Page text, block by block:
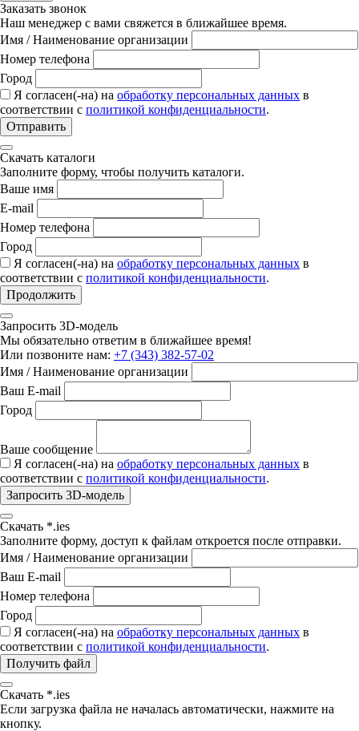
Заказать звонок
Наш менеджер с вами свяжется в ближайшее время.
Имя / Наименование организации
Номер телефона
Город
Я согласен(-на) на обработку персональных данных в
соответствии с политикой конфиденциальности.
Отправить
Скачать каталоги
Заполните форму, чтобы получить каталоги.
Ваше имя
E-mail
Номер телефона
Город
Я согласен(-на) на обработку персональных данных в
соответствии с политикой конфиденциальности.
Продолжить
Запросить 3D-модель
Мы обязательно ответим в ближайшее время!
Или позвоните нам: +7 (343) 382-57-02
Имя / Наименование организации
Ваш E-mail
Город
Ваше сообщение
Я согласен(-на) на обработку персональных данных в
соответствии с политикой конфиденциальности.
Запросить 3D-модель
Скачать *.ies
Заполните форму, доступ к файлам откроется после отправки.
Имя / Наименование организации
Ваш E-mail
Номер телефона
Город
Я согласен(-на) на обработку персональных данных в
соответствии с политикой конфиденциальности.
Получить файл
Скачать *.ies
Если загрузка файла не началась автоматически, нажмите на
кнопку.